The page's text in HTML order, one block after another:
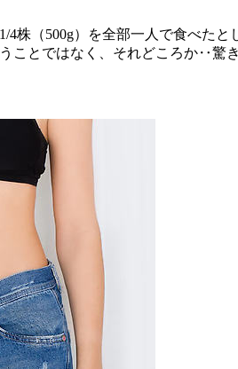
株（500g）を全部一人で食べた
ことではなく、それどころか‥驚